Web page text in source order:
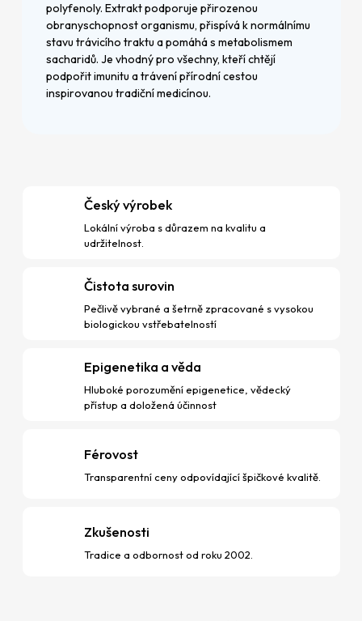
polyfenoly. Extrakt podporuje přirozenou
obranyschopnost organismu, přispívá k normálnímu
stavu trávicího traktu a pomáhá s metabolismem
sacharidů. Je vhodný pro všechny, kteří chtějí
podpořit imunitu a trávení přírodní cestou
inspirovanou tradiční medicínou.
Český výrobek
Lokální výroba s důrazem na kvalitu a
udržitelnost.
Čistota surovin
Pečlivě vybrané a šetrně zpracované s vysokou
biologickou vstřebatelností
Epigenetika a věda
Hluboké porozumění epigenetice, vědecký
přístup a doložená účinnost
Férovost
Transparentní ceny odpovídající špičkové kvalitě.
Zkušenosti
Tradice a odbornost od roku 2002.